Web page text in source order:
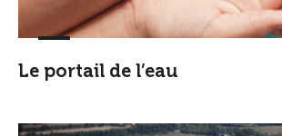
Le portail de l’eau